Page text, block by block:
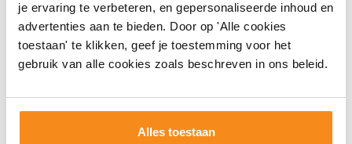
je ervaring te verbeteren, en gepersonaliseerde inhoud en
advertenties aan te bieden. Door op 'Alle cookies
toestaan' te klikken, geef je toestemming voor het
gebruik van alle cookies zoals beschreven in ons beleid.
Alles toestaan